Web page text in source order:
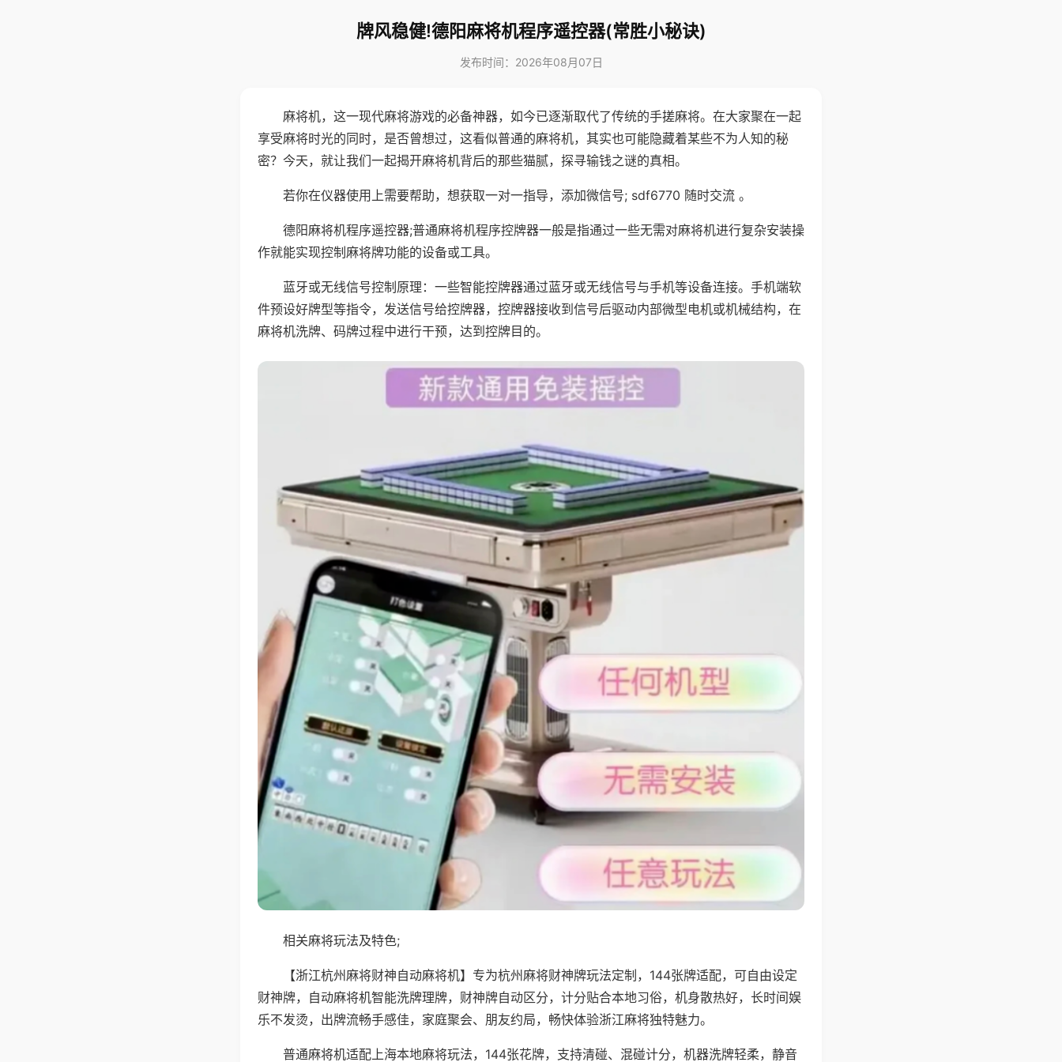
牌风稳健!德阳麻将机程序遥控器(常胜小秘诀)
发布时间：2026年08月07日
麻将机，这一现代麻将游戏的必备神器，如今已逐渐取代了传统的手搓麻将。在大家聚在一起
享受麻将时光的同时，是否曾想过，这看似普通的麻将机，其实也可能隐藏着某些不为人知的秘
密？今天，就让我们一起揭开麻将机背后的那些猫腻，探寻输钱之谜的真相。
若你在仪器使用上需要帮助，想获取一对一指导，添加微信号; sdf6770 随时交流 。
德阳麻将机程序遥控器;普通麻将机程序控牌器一般是指通过一些无需对麻将机进行复杂安装操
作就能实现控制麻将牌功能的设备或工具。
蓝牙或无线信号控制原理：一些智能控牌器通过蓝牙或无线信号与手机等设备连接。手机端软
件预设好牌型等指令，发送信号给控牌器，控牌器接收到信号后驱动内部微型电机或机械结构，在
麻将机洗牌、码牌过程中进行干预，达到控牌目的。
相关麻将玩法及特色;
【浙江杭州麻将财神自动麻将机】专为杭州麻将财神牌玩法定制，144张牌适配，可自由设定
财神牌，自动麻将机智能洗牌理牌，财神牌自动区分，计分贴合本地习俗，机身散热好，长时间娱
乐不发烫，出牌流畅手感佳，家庭聚会、朋友约局，畅快体验浙江麻将独特魅力。
普通麻将机适配上海本地麻将玩法，144张花牌，支持清碰、混碰计分，机器洗牌轻柔，静音